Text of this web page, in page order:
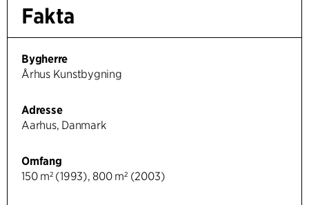
Fakta
Bygherre
Århus Kunstbygning
Adresse
Aarhus, Danmark
Omfang
150 m² (1993), 800 m² (2003)